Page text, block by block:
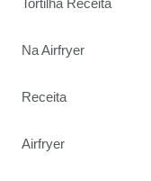
Tortilha Receita
Na Airfryer
Receita
Airfryer